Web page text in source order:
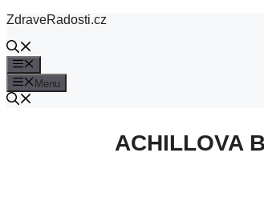
Přeskočit
obsah
ZdraveRadosti.cz
Menu
ACHILLOVA